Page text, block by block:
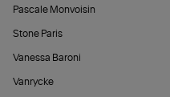
Pascale Monvoisin
Stone Paris
Vanessa Baroni
Vanrycke